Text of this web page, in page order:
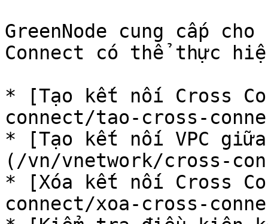
GreenNode cung cấp
Connect có thể thực
* [Tạo kết nối Cross
connect/tao-cross-
* [Tạo kết nối VPC
(/vn/vnetwork/cross-
* [Xóa kết nối Cross
connect/xoa-cross-